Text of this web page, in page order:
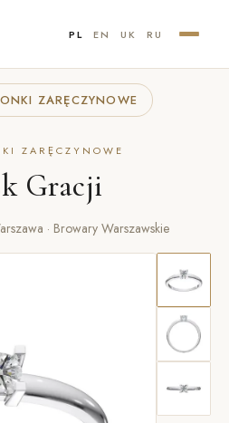
PL EN UK RU
ZARĘCZYNOWE
ZARĘCZYNOWE
Gracji
· Browary Warszawskie